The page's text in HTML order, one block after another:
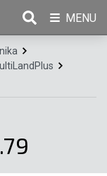
MENU